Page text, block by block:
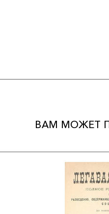
Руководство, позволяющее
Для каждого животного
величину и на расстоянии и
источников для
ВАМ МОЖЕТ